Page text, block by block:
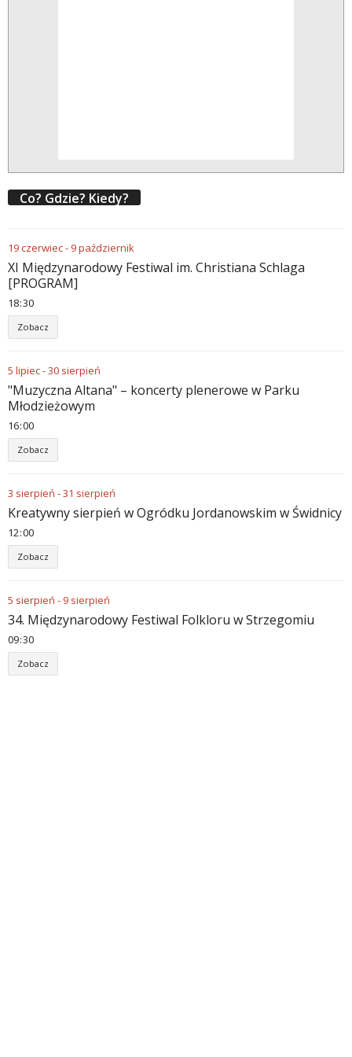
Co? Gdzie? Kiedy?
19czerwiec- 9październik
XI Międzynarodowy Festiwal im. Christiana Schlaga
[PROGRAM]
18:30
Zobacz
5 lipiec-30 sierpień
"Muzyczna Altana" – koncerty plenerowe w Parku
Młodzieżowym
16:00
Zobacz
3 sierpień -31 sierpień
Kreatywny sierpień w Ogródku Jordanowskim w Świdnicy
12:00
Zobacz
5 sierpień - 9 sierpień
34. Międzynarodowy Festiwal Folkloru w Strzegomiu
09:30
Zobacz